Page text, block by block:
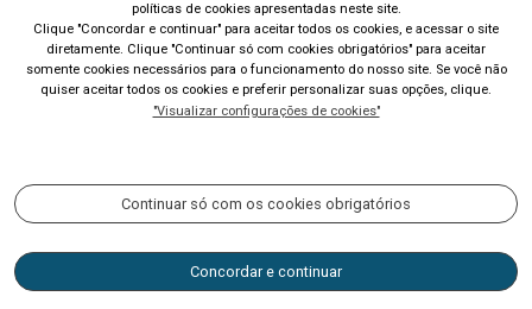
políticas de cookies apresentadas neste site.
Clique "Concordar e continuar" para aceitar todos os cookies, e acessar o site
diretamente. Clique "Continuar só com cookies obrigatórios" para aceitar
somente cookies necessários para o funcionamento do nosso site. Se você não
quiser aceitar todos os cookies e preferir personalizar suas opções, clique.
"Visualizar configurações de cookies"
Continuar só com os cookies obrigatórios
Concordar e continuar
Município de São Leopoldo - RS
Av. Dom João Becker, 754, Centro. CEP: 93010-010. Fone: (51)
2200-0201 CNPJ: 89.814.693/0001-60
Horário de atendimento: 9h às 14h